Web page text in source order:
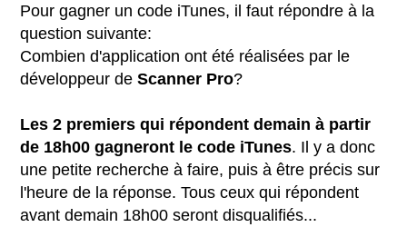
Pour gagner un code iTunes, il faut répondre à la
question suivante:
Combien d'application ont été réalisées par le
développeur deScanner Pro?
Les 2 premiers qui répondent demain à partir
de 18h00 gagneront le code iTunes. Il y a donc
une petite recherche à faire, puis à être précis sur
l'heure de la réponse. Tous ceux qui répondent
avant demain 18h00 seront disqualifiés...